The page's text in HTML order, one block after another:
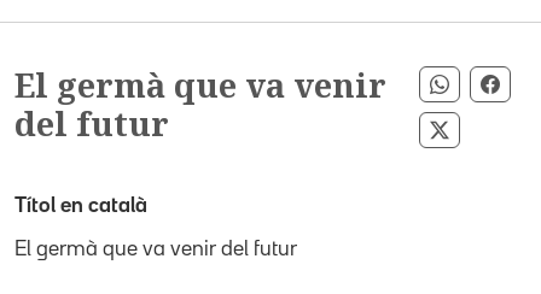
El germà que va venir
del futur
Títol en català
El germà que va venir del futur